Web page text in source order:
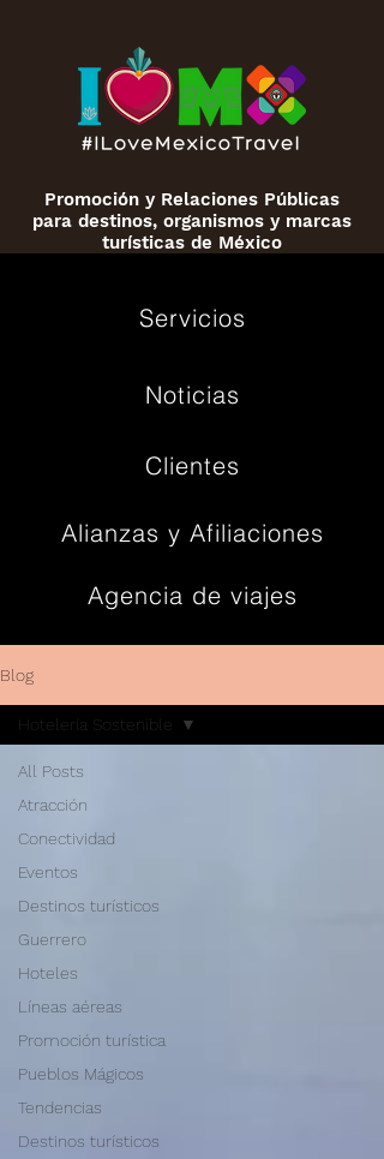
Servicios
Noticias
Clientes
Alianzas y Afiliaciones
Agencia de viajes
Promoción y Relaciones Públicas
para destinos, organismos y marcas
turísticas de México
Blog
All Posts
Atracción
Conectividad
Eventos
Destinos turísticos
Guerrero
Hoteles
Líneas aéreas
Promoción turística
Pueblos Mágicos
Tendencias
Destinos turísticos
Hotelería Sostenible